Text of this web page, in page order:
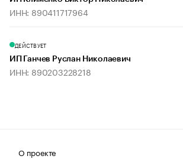
ИНН: 890411717964
ДЕЙСТВУЕТ
ИП Ганчев Руслан Николаевич
ИНН: 890203228218
О проекте